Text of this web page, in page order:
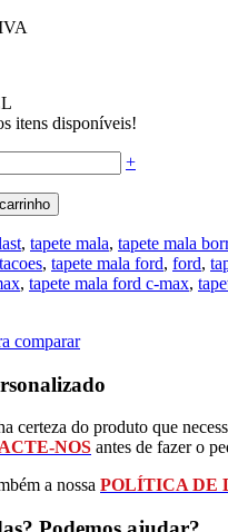
itens disponíveis!
+
, tapete mala, tapete mala
, tapete mala ford, ford,
, tapete mala ford c-max,
comparar
certeza do produto que
NOS antes de fazer o
a nossa POLÍTICA DE